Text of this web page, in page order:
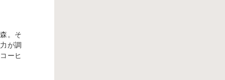
。そ
が調
ーヒ